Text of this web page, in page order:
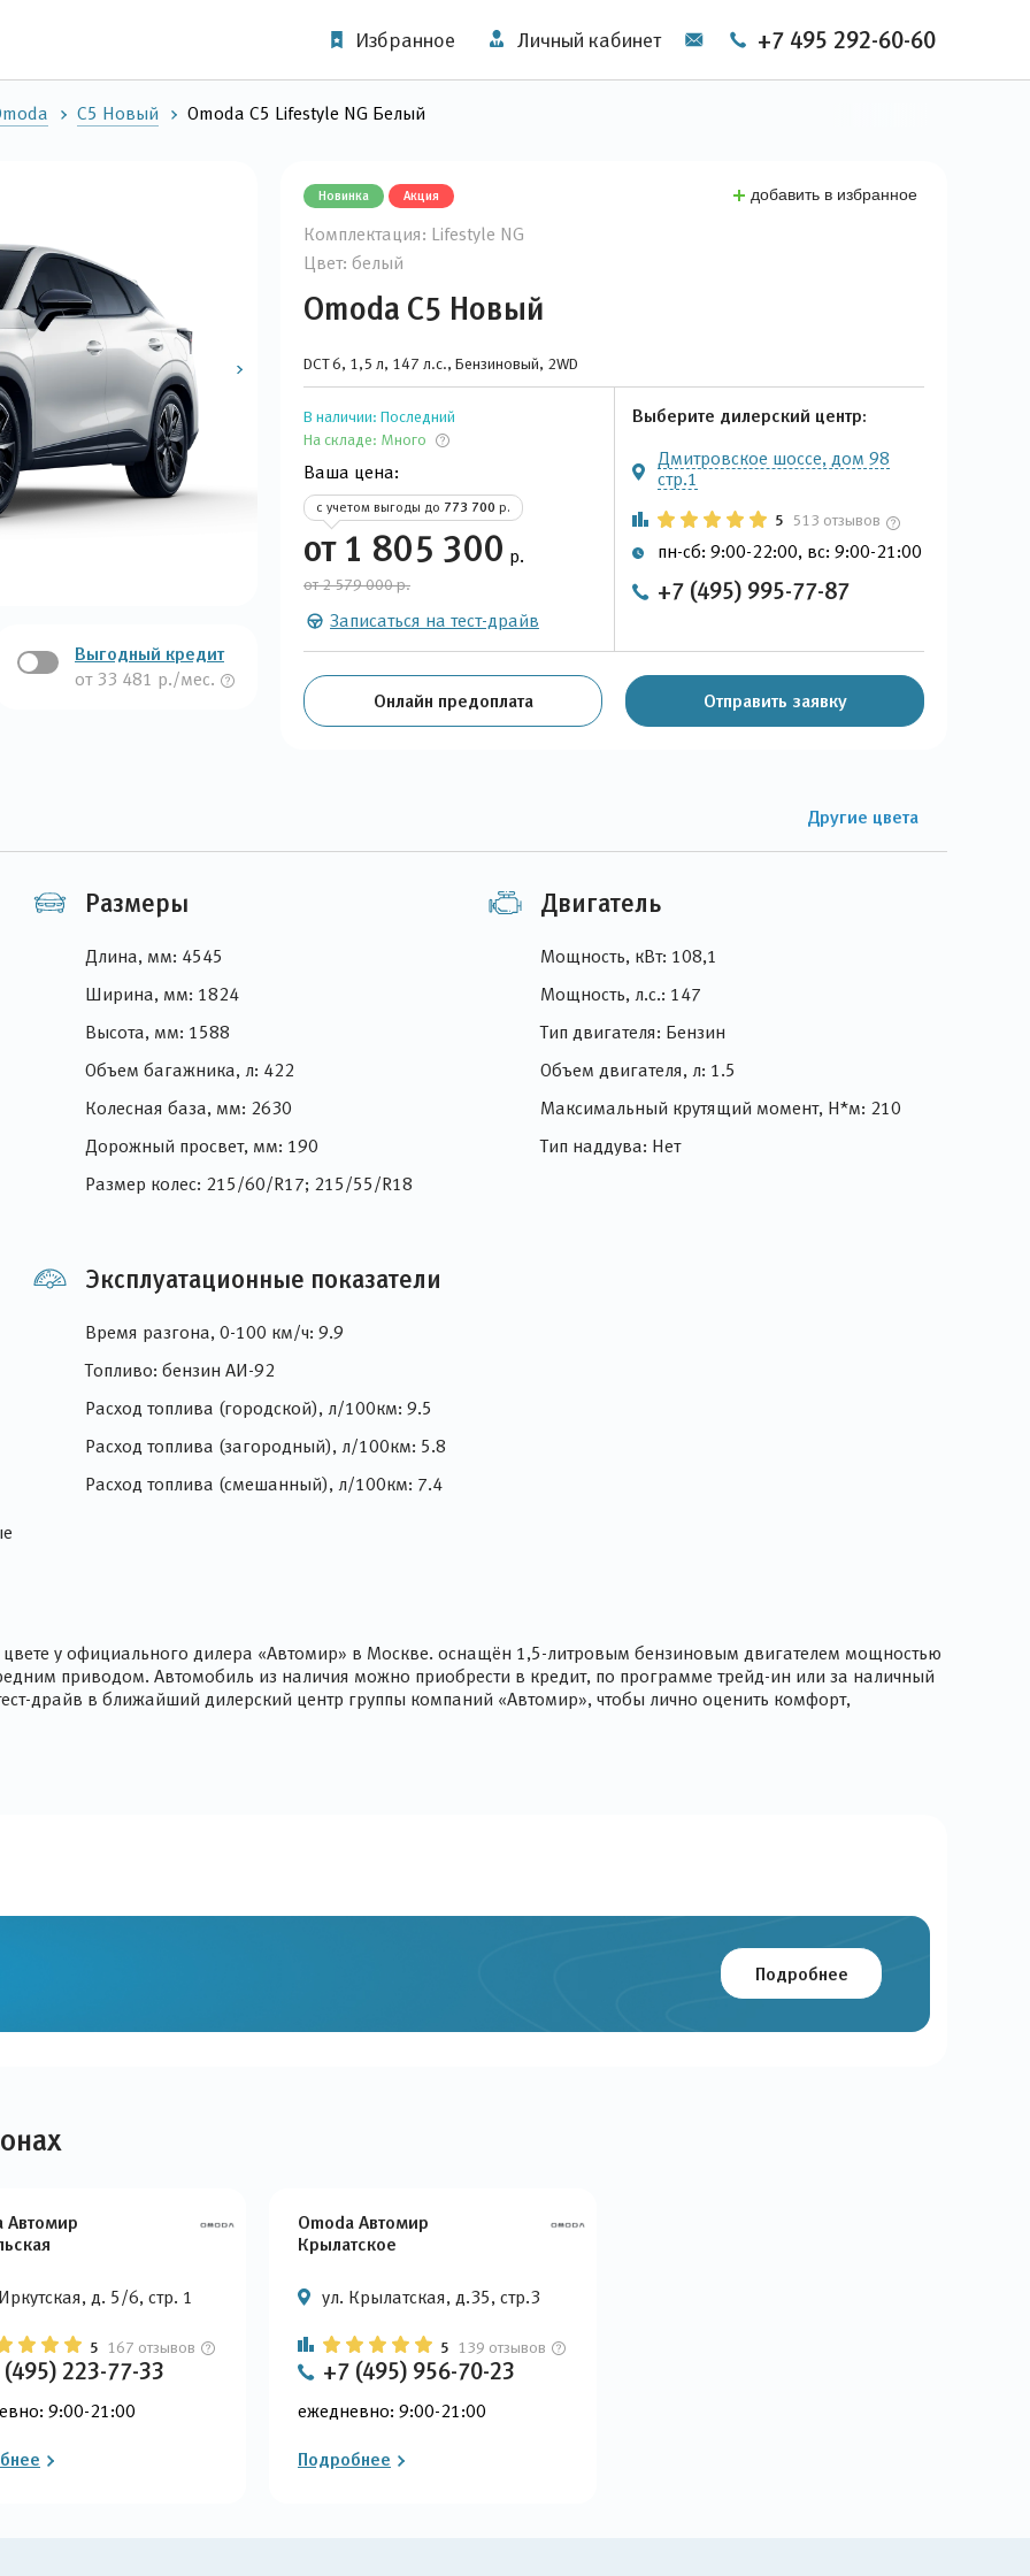
Избранное Личный кабинет +7 495 292-60-60
C5 Новый Omoda C5 Lifestyle NG Белый
Выгодный кредит
от 33 481 р./мес.
Новинка Акция добавить в избранное
Комплектация: Lifestyle NG
Цвет: белый
Omoda C5 Новый
DCT 6, 1,5 л, 147 л.с., Бензиновый, 2WD
В наличии: Последний
На складе: Много
Ваша цена:
с учетом выгоды до 773 700 р.
от 1 805 300 р.
от 2 579 000 р.
Записаться на тест-драйв
Выберите дилерский центр:
Дмитровское шоссе, дом 98
стр.1
5 513 отзывов
пн-сб: 9:00-22:00, вс: 9:00-21:00
+7 (495) 995-77-87
Онлайн предоплата Отправить заявку
Другие цвета
Размеры
Длина, мм: 4545
Ширина, мм: 1824
Высота, мм: 1588
Объем багажника, л: 422
Колесная база, мм: 2630
Дорожный просвет, мм: 190
Размер колес: 215/60/R17; 215/55/R18
Двигатель
Мощность, кВт: 108,1
Мощность, л.с.: 147
Тип двигателя: Бензин
Объем двигателя, л: 1.5
Максимальный крутящий момент, Н*м: 210
Тип наддува: Нет
Эксплуатационные показатели
Время разгона, 0-100 км/ч: 9.9
Топливо: бензин АИ-92
Расход топлива (городской), л/100км: 9.5
Расход топлива (загородный), л/100км: 5.8
Расход топлива (смешанный), л/100км: 7.4
у официального дилера «Автомир» в Москве. оснащён 1,5-литровым бензиновым двигателем мощностью
приводом. Автомобиль из наличия можно приобрести в кредит, по программе трейд-ин или за наличный
драйв в ближайший дилерский центр группы компаний «Автомир», чтобы лично оценить комфорт,
Подробнее
Автомир
д. 5/6, стр. 1
5 167 отзывов
223-77-33
9:00-21:00
Omoda Автомир
Крылатское
ул. Крылатская, д.35, стр.3
5 139 отзывов
+7 (495) 956-70-23
ежедневно: 9:00-21:00
Подробнее